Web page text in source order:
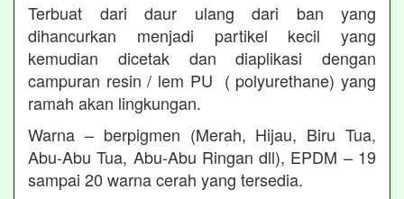
Terbuat dari daur ulang dari ban yang
dihancurkan menjadi partikel kecil yang
kemudian dicetak dan diaplikasi dengan
campuran resin / lem PU ( polyurethane) yang
ramah akan lingkungan.
Warna – berpigmen (Merah, Hijau, Biru Tua,
Abu-Abu Tua, Abu-Abu Ringan dll), EPDM – 19
sampai 20 warna cerah yang tersedia.